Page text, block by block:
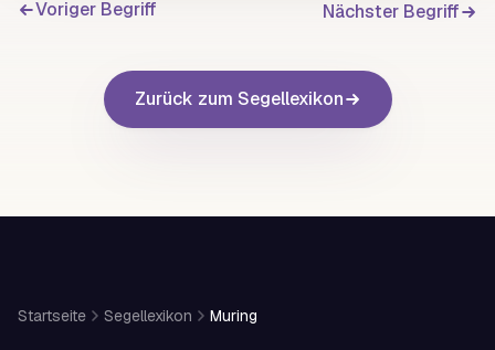
Voriger Begriff Nächster Begriff
Zurück zum Segellexikon
Startseite Segellexikon Muring